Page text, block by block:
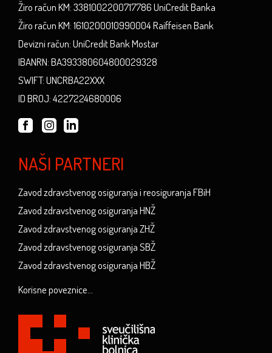
Žiro račun KM: 3381002200717786 UniCredit Banka
Žiro račun KM: 1610200010990004 Raiffeisen Bank
Devizni račun: UniCredit Bank Mostar
IBANRN: BA393380604800029328
SWIFT: UNCRBA22XXX
ID BROJ: 4227224680006
NAŠI PARTNERI
Zavod zdravstvenog osiguranja i reosiguranja FBiH
Zavod zdravstvenog osiguranja HNŽ
Zavod zdravstvenog osiguranja ZHŽ
Zavod zdravstvenog osiguranja SBŽ
Zavod zdravstvenog osiguranja HBŽ
Korisne poveznice...